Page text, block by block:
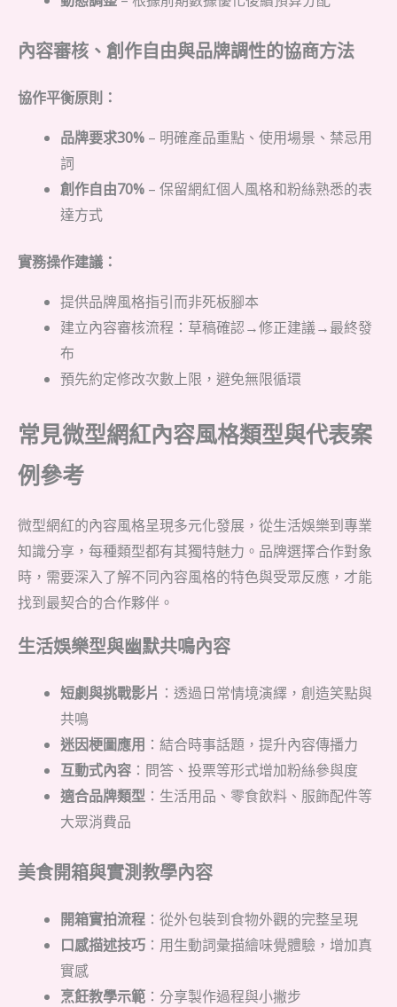
內容審核、創作自由與品牌調性的協商方法
協作平衡原則：
品牌要求30% – 明確產品重點、使用場景、禁忌用
詞
創作自由70% – 保留網紅個人風格和粉絲熟悉的表
達方式
實務操作建議：
提供品牌風格指引而非死板腳本
建立內容審核流程：草稿確認→修正建議→最終發
布
預先約定修改次數上限，避免無限循環
常見微型網紅內容風格類型與代表案
例參考
微型網紅的內容風格呈現多元化發展，從生活娛樂到專業
知識分享，每種類型都有其獨特魅力。品牌選擇合作對象
時，需要深入了解不同內容風格的特色與受眾反應，才能
找到最契合的合作夥伴。
生活娛樂型與幽默共鳴內容
短劇與挑戰影片 ：透過日常情境演繹，創造笑點與
共鳴
迷因梗圖應用 ：結合時事話題，提升內容傳播力
互動式內容 ：問答、投票等形式增加粉絲參與度
適合品牌類型 ：生活用品、零食飲料、服飾配件等
大眾消費品
美食開箱與實測教學內容
開箱實拍流程 ：從外包裝到食物外觀的完整呈現
口感描述技巧 ：用生動詞彙描繪味覺體驗，增加真
實感
烹飪教學示範 ：分享製作過程與小撇步